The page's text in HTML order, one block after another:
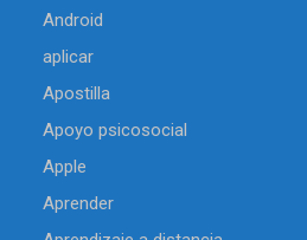
Android
aplicar
Apostilla
Apoyo psicosocial
Apple
Aprender